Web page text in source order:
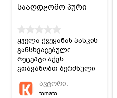
სააღდგომო პური
ყველა ქვეყანას პასკის
განსხვავებული
რეცეპტი აქვს.
გთავაზობთ ბერძნული
რეცეპტს.ავტორი:
tomato